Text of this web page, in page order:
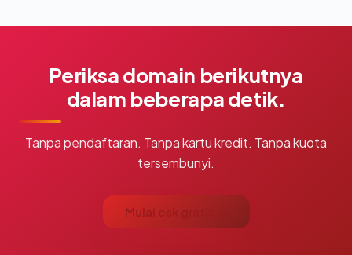
Periksa domain berikutnya
dalam beberapa detik.
Tanpa pendaftaran. Tanpa kartu kredit. Tanpa kuota
tersembunyi.
Mulai cek gratis →